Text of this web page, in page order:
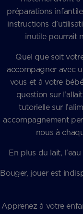
préparations
instructions
inutile pourrait
Quel que soit
accompagner avec
vous et à votre
question sur
tutorielle sur
accompagnement
nous à
En plus du lait,
Bouger, jouer est
Apprenez à votre